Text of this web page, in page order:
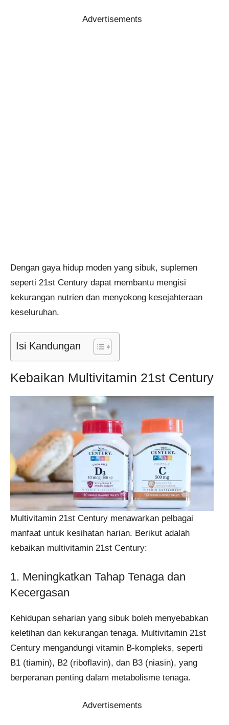
Advertisements
Dengan gaya hidup moden yang sibuk, suplemen
seperti 21st Century dapat membantu mengisi
kekurangan nutrien dan menyokong kesejahteraan
keseluruhan.
Isi Kandungan
Kebaikan Multivitamin 21st Century
Multivitamin 21st Century menawarkan pelbagai
manfaat untuk kesihatan harian. Berikut adalah
kebaikan multivitamin 21st Century:
1. Meningkatkan Tahap Tenaga dan
Kecergasan
Kehidupan seharian yang sibuk boleh menyebabkan
keletihan dan kekurangan tenaga. Multivitamin 21st
Century mengandungi vitamin B-kompleks, seperti
B1 (tiamin), B2 (riboflavin), dan B3 (niasin), yang
berperanan penting dalam metabolisme tenaga.
Advertisements